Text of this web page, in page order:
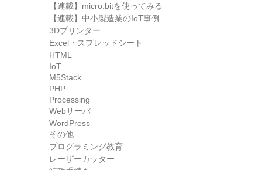
【連載】micro:bitを使ってみる
【連載】中小製造業のIoT事例
3Dプリンター
Excel・スプレッドシート
HTML
IoT
M5Stack
PHP
Processing
Webサーバ
WordPress
その他
プログラミング教育
レーザーカッター